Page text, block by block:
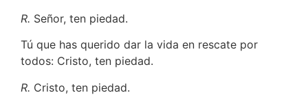
R. Señor, ten piedad.
Tú que has querido dar la vida en rescate por
todos: Cristo, ten piedad.
R. Cristo, ten piedad.